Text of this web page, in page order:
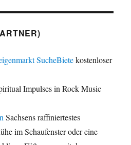
SucheBietekostenloser
Impulses in Rock Music
Sachsens raffiniertestes
im Schaufenster oder eine